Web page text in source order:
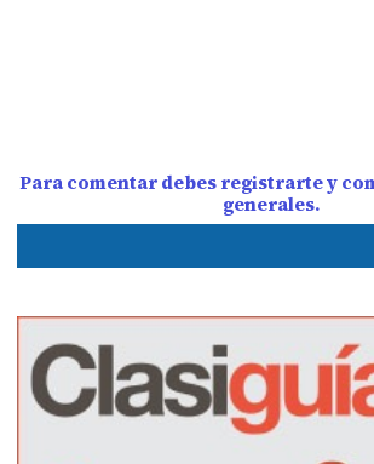
Para comentar debes registrarte y
generales.